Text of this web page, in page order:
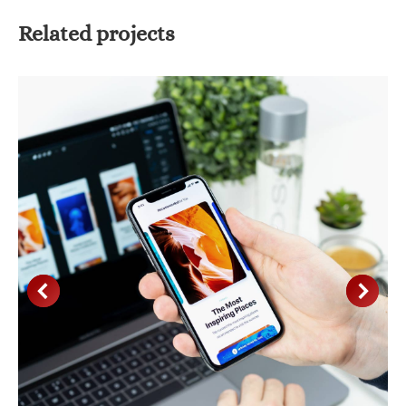
Related projects